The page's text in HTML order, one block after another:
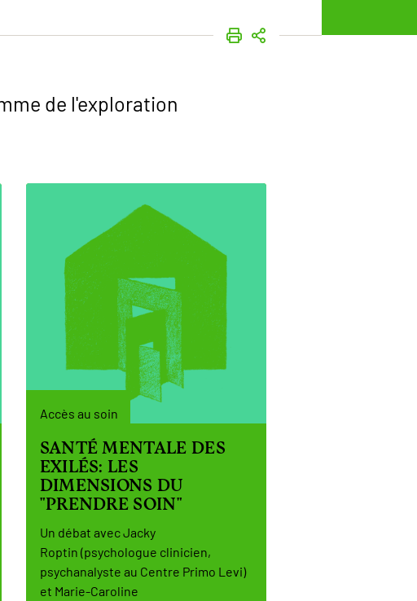
IMPRIMER
PARTAGER
de l'exploration
Accès au soin
SANTÉ MENTALE DES
EXILÉS: LES
DIMENSIONS DU
"PRENDRE SOIN"
Un débat avec Jacky
Roptin (psychologue clinicien,
psychanalyste au Centre Primo Levi)
et Marie-Caroline